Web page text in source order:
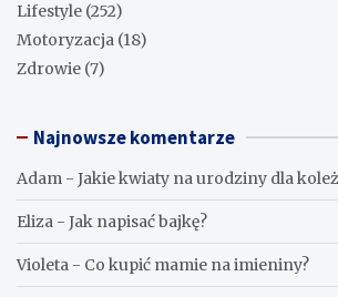
Lifestyle (252)
Motoryzacja (18)
Zdrowie (7)
Najnowsze komentarze
Adam - Jakie kwiaty na urodziny dla
Eliza - Jak napisać bajkę?
Violeta - Co kupić mamie na imieniny?